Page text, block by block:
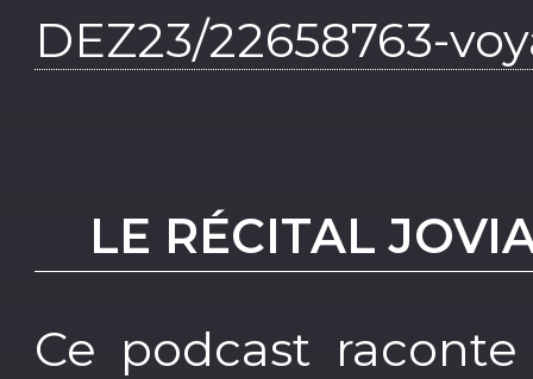
DEZ23/22658763-
LE RÉCITAL
Ce podcast